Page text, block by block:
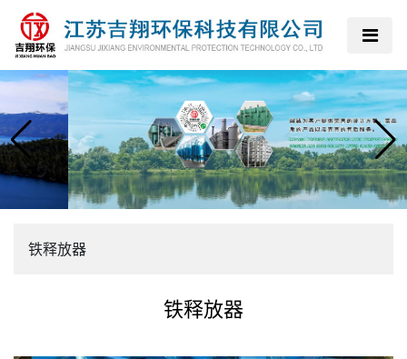
铁释放器
铁释放器